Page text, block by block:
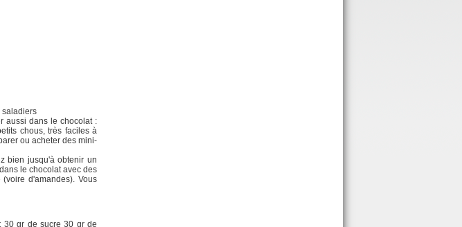
saladiers
aussi dans le chocolat :
chous, très faciles à
ou acheter des mini-
bien jusqu'à obtenir un
le chocolat avec des
d'amandes). Vous
30 gr de sucre 30 gr de